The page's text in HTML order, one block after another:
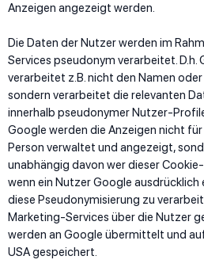
Anzeigen angezeigt werden.
Die Daten der Nutzer werden im
Services pseudonym verarbeitet. D.h.
verarbeitet z.B. nicht den Namen
sondern verarbeitet die relevanten
innerhalb pseudonymer Nutzer-
Google werden die Anzeigen nicht
Person verwaltet und angezeigt,
unabhängig davon wer dieser
wenn ein Nutzer Google
diese Pseudonymisierung zu
Marketing-Services über die Nutzer
werden an Google übermittelt und
USA gespeichert.